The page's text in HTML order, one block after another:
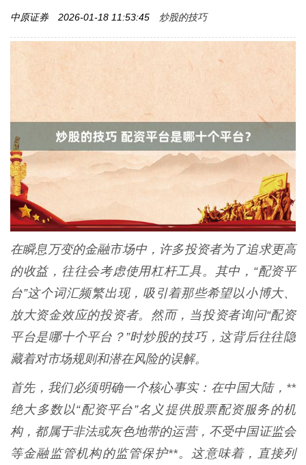
中原证券 2026-01-18 11:53:45 炒股的技巧
在瞬息万变的金融市场中，许多投资者为了追求更高
的收益，往往会考虑使用杠杆工具。其中，“配资平
台”这个词汇频繁出现，吸引着那些希望以小博大、
放大资金效应的投资者。然而，当投资者询问“配资
平台是哪十个平台？”时炒股的技巧，这背后往往隐
藏着对市场规则和潜在风险的误解。
首先，我们必须明确一个核心事实：在中国大陆，**
绝大多数以“配资平台”名义提供股票配资服务的机
构，都属于非法或灰色地带的运营，不受中国证监会
等金融监管机构的监管保护**。这意味着，直接列